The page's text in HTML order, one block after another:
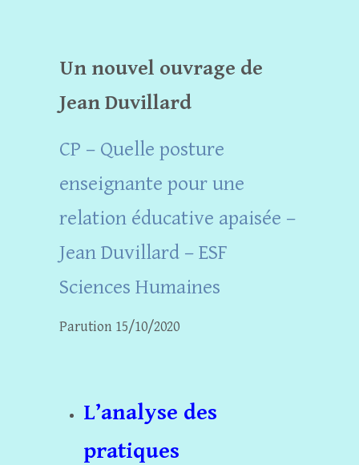
Un nouvel ouvrage de
Jean Duvillard
CP – Quelle posture
enseignante pour une
relation éducative apaisée –
Jean Duvillard – ESF
Sciences Humaines
Parution 15/10/2020
L’analyse des
pratiques